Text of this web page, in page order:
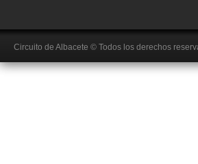
Circuito de Albacete © Todos los derechos